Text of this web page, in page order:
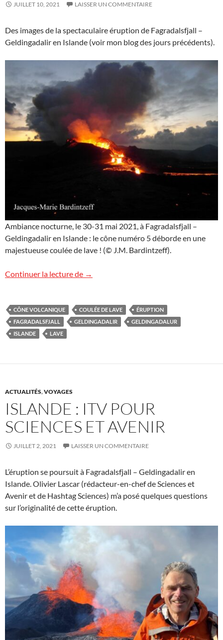
JUILLET 10, 2021 LAISSER UN COMMENTAIRE
Des images de la spectaculaire éruption de Fagradalsfjall –
Geldingadalir en Islande (voir mon blog des jours précédents).
Ambiance nocturne, le 30-31 mai 2021, à Fagradalsfjall –
Geldingadalir en Islande : le cône numéro 5 déborde en une
majestueuse coulée de lave ! (© J.M. Bardintzeff).
Continuer la lecture de Images d’Islande
→
CÔNE VOLCANIQUE COULÉE DE LAVE
ÉRUPTION
FAGRADALSFJALL
GELDINGADALIR
GELDINGADALUR
ISLANDE
LAVE
ACTUALITÉS,VOYAGES
ISLANDE : ITV POUR
SCIENCES ET AVENIR
JUILLET 2, 2021 LAISSER UN COMMENTAIRE
L’éruption se poursuit à Fagradalsfjall – Geldingadalir en
Islande. Olivier Lascar (rédacteur-en-chef de Sciences et
Avenir et de Hashtag Sciences) m’a posé quelques questions
sur l’originalité de cette éruption.